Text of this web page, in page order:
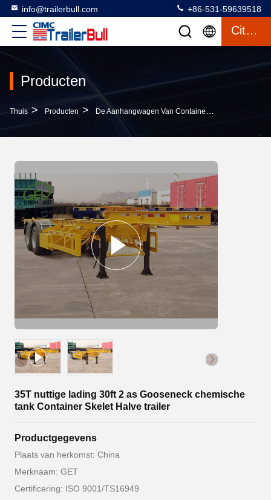
info@trailerbull.com +86-531-59639518
Citaat
Producten
Thuis > Producten > De Aanhangwagen Van Containerchassis
35T nuttige lading 30ft 2 as Gooseneck chemische
tank Container Skelet Halve trailer
Productgegevens
Plaats van herkomst: China
Merknaam: GET
Certificering: ISO 9001/TS16949